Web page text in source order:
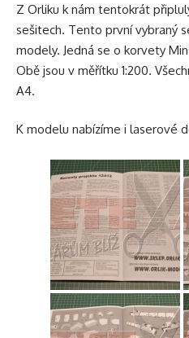
Z Orliku k nám tentokrát
sešitech. Tento první vybraný
modely. Jedná se o korvety
Obě jsou v měřítku 1:200.
A4.
K modelu nabízíme i laserové